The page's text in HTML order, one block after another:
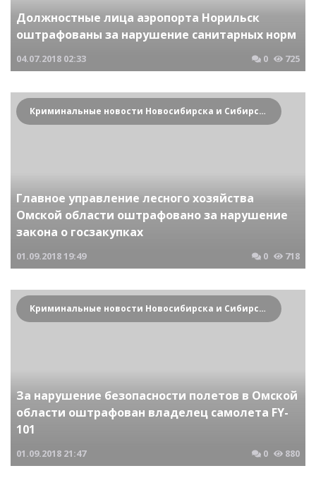
Должностные лица аэропорта Норильск
оштрафованы за нарушение санитарных норм
04.07.2018 02:33 0 725
Криминальные новости Новосибирска и Сибирского региона
Главное управление лесного хозяйства
Омской области оштрафовано за нарушение
закона о госзакупках
01.09.201819:49 0 718
Криминальные новости Новосибирска и Сибирского региона
За нарушение безопасности полетов в Омской
области оштрафован владелец самолета FY-
101
01.09.2018 21:47 0 880